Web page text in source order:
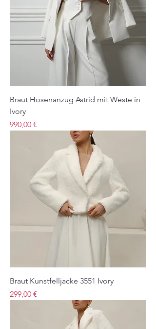
Braut Hosenanzug Astrid mit Weste in
Ivory
Preis
990,00 €
Braut Kunstfelljacke 3551 Ivory
Preis
299,00 €